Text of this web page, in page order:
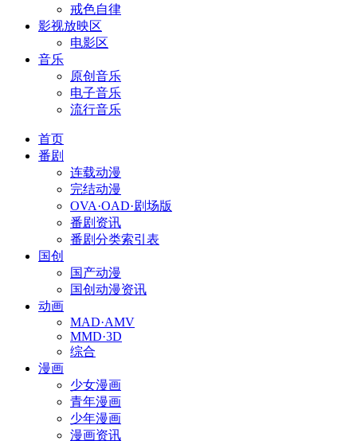
戒色自律
影视放映区
电影区
音乐
原创音乐
电子音乐
流行音乐
首页
番剧
连载动漫
完结动漫
OVA·OAD·剧场版
番剧资讯
番剧分类索引表
国创
国产动漫
国创动漫资讯
动画
MAD·AMV
MMD·3D
综合
漫画
少女漫画
青年漫画
少年漫画
漫画资讯